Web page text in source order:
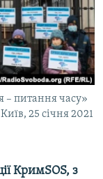
– питання часу»
25 січня 2021
КримSOS, з